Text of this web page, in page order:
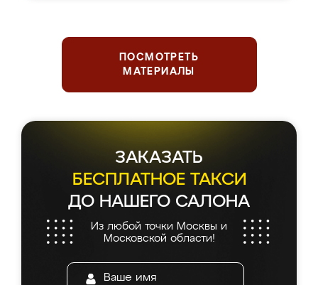
ПОСМОТРЕТЬ
МАТЕРИАЛЫ
ЗАКАЗАТЬ
БЕСПЛАТНОЕ ТАКСИ
ДО НАШЕГО САЛОНА
Из любой точки Москвы и
Московской области!